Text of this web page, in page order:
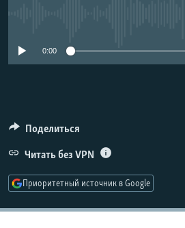
0:00
Поделиться
Читать без VPN
Приоритетный источник в Google